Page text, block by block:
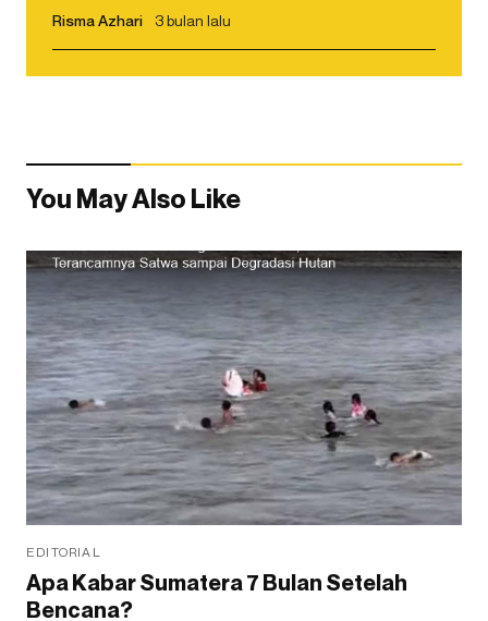
Risma Azhari 3 bulan lalu
You May Also Like
EDITORIAL
Apa Kabar Sumatera 7 Bulan Setelah
Bencana?